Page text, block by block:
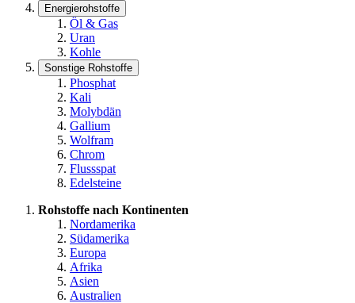
Energierohstoffe
Öl & Gas
Uran
Kohle
Sonstige Rohstoffe
Phosphat
Kali
Molybdän
Gallium
Wolfram
Chrom
Flussspat
Edelsteine
Rohstoffe nach Kontinenten
Nordamerika
Südamerika
Europa
Afrika
Asien
Australien